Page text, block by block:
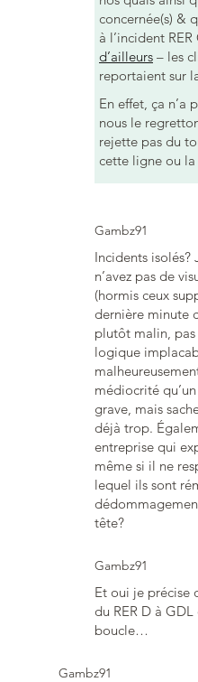
concernée(s) &
à l’incident RER
d’ailleurs – les
reportaient sur
En effet, ça n’a
nous le
rejette pas du
cette ligne ou la
Gambz91
Incidents isolés?
n’avez pas de
(hormis ceux
dernière minute
plutôt malin, pas
logique
médiocrité
grave, mais
déjà trop.
entreprise qui
même si il ne
lequel ils sont
tête?
Gambz91
Et oui je précise
du RER D à
boucle…
Gambz91